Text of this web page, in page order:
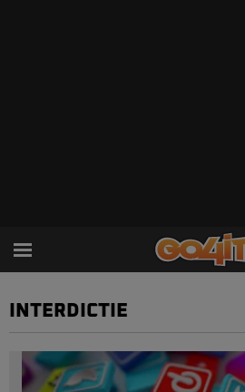
INTERDICTIE